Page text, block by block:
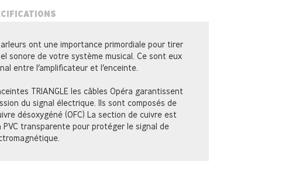
ont une importance primordiale pour tirer
sonore de votre système musical. Ce sont eux
entre l’amplificateur et l’enceinte.
TRIANGLE les câbles Opéra garantissent
du signal électrique. Ils sont composés de
désoxygéné (OFC) La section de cuivre est
PVC transparente pour protéger le signal de